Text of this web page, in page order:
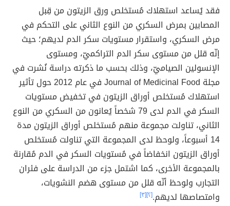
فقد يُساعد استهلاك مُستخلص ورق الزيتون من قِبل
المصابين بمرض السكري من النوع الثاني على التحكم في
مرض السكري، واستقرار مستويات سكر الدم لديهم؛ حيث
إنّه قلل من مستوى سكر الدم التراكميّ، ومستوى
الإنسولين الصياميّ، وذلك بحسب ما ذكرته دراسة نُشرت في
مجلة Journal of Medicinal Food في عام 2012 حول تأثير
استهلاك مُستخلص أوراق الزيتون في تخفيض مستويات
السكر في الدم لدى 79 شخصاً يُعانون من السكري من النوع
الثاني، تناولت مجموعة منهم مُستخلص أوراق الزيتون مدة
14 أسبوعاً، ولوحظ لدى المجموعة التي تناولت مُستخلص
أوراق الزيتون انخفاضاً في مُستويات السكر في الدم مُقارنة
بالمجموعة الأخرى، كما اشتمل جزء من الدراسة على فئران
التجارب ولوحظ أنّه قلل من مستوى هضم النشويات،
وامتصاصها لديهم.[٢] [٣]